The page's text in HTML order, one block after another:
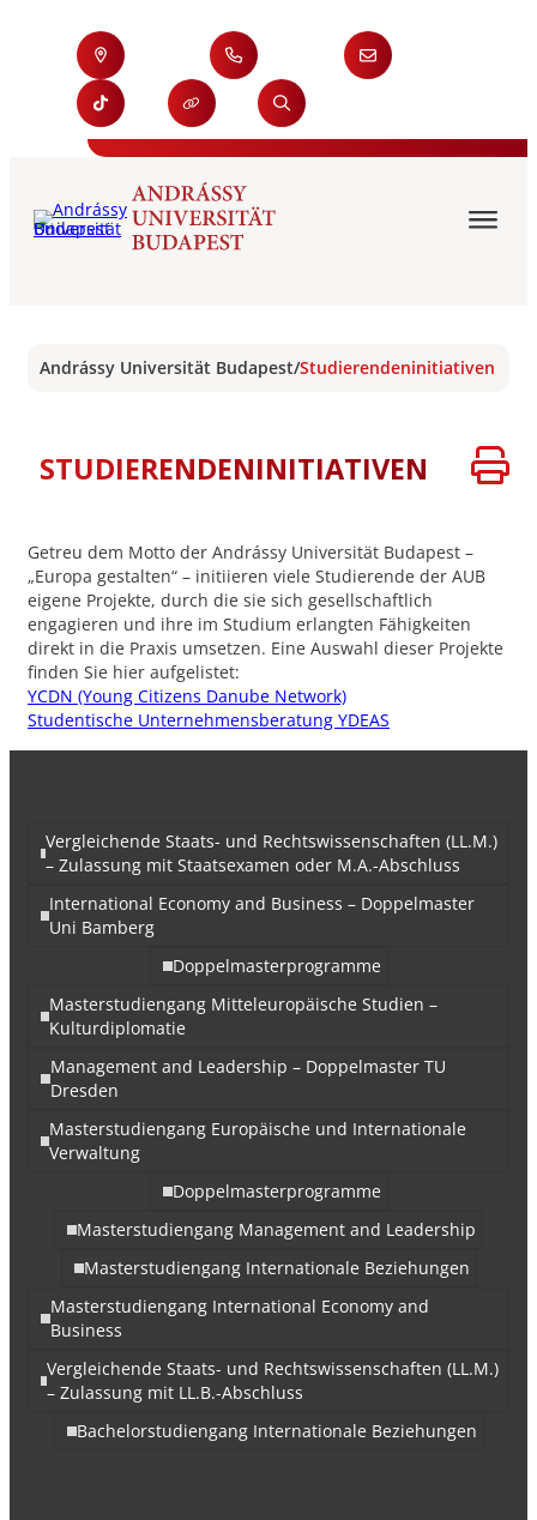
Andrássy Universität Budapest/Studierendeninitiativen
STUDIERENDENINITIATIVEN
Getreu dem Motto der Andrássy Universität Budapest –
„Europa gestalten“ – initiieren viele Studierende der AUB
eigene Projekte, durch die sie sich gesellschaftlich
engagieren und ihre im Studium erlangten Fähigkeiten
direkt in die Praxis umsetzen. Eine Auswahl dieser Projekte
finden Sie hier aufgelistet:
YCDN (Young Citizens Danube Network)
Studentische Unternehmensberatung YDEAS
Vergleichende Staats- und Rechtswissenschaften (LL.M.)
– Zulassung mit Staatsexamen oder M.A.-Abschluss
International Economy and Business – Doppelmaster
Uni Bamberg
Doppelmasterprogramme
Masterstudiengang Mitteleuropäische Studien –
Kulturdiplomatie
Management and Leadership – Doppelmaster TU
Dresden
Masterstudiengang Europäische und Internationale
Verwaltung
Doppelmasterprogramme
Masterstudiengang Management and Leadership
Masterstudiengang Internationale Beziehungen
Masterstudiengang International Economy and
Business
Vergleichende Staats- und Rechtswissenschaften (LL.M.)
– Zulassung mit LL.B.-Abschluss
Bachelorstudiengang Internationale Beziehungen